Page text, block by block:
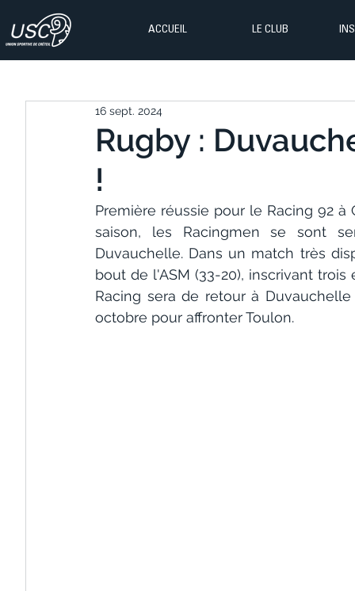
ACCUEIL LE CLUB
Rugby :
!
16 sept. 2024
Première réussie pour le Racing 92
saison, les Racingmen se sont
Duvauchelle. Dans un match très
bout de l'ASM (33-20), inscrivant
Racing sera de retour à
octobre pour affronter Toulon.